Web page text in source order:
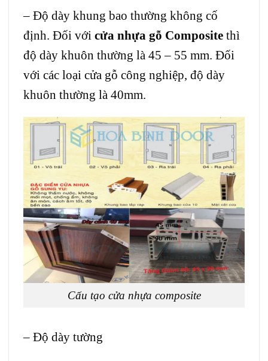
– Độ dày khung bao thường không cố
định. Đối với cửa nhựa gỗ Composite thì
độ dày khuôn thường là 45 – 55 mm. Đối
với các loại cửa gỗ công nghiệp, độ dày
khuôn thường là 40mm.
Cấu tạo cửa nhựa composite
– Độ dày tường